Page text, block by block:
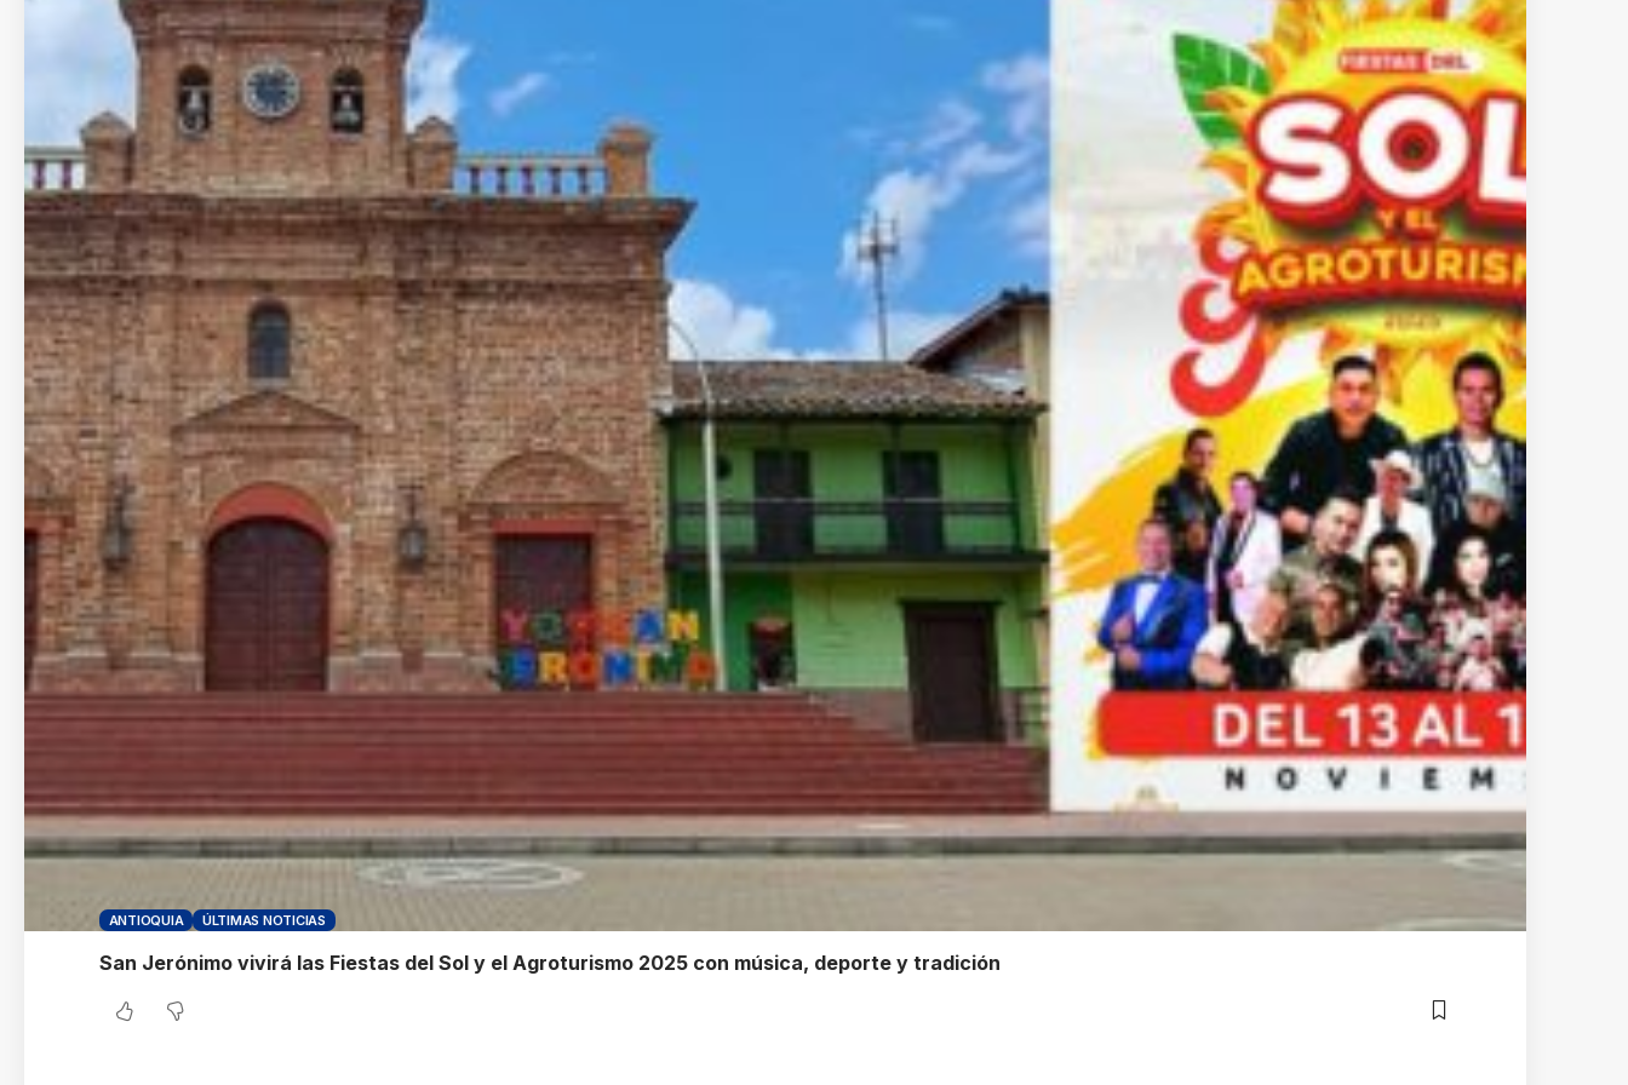
ANTIOQUIA ÚLTIMAS NOTICIAS
San Jerónimo vivirá las Fiestas del Sol y el Agroturismo 2025 con música, deporte y tradición